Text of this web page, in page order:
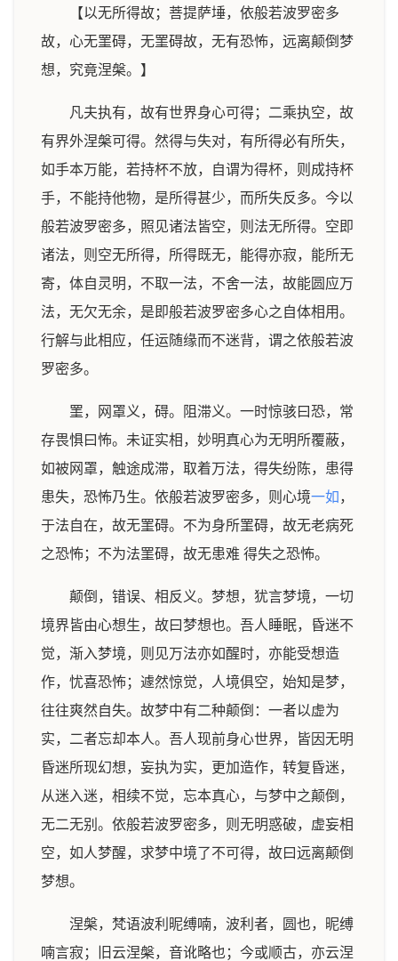
【以无所得故；菩提萨埵，依般若波罗密多
故，心无罣碍，无罣碍故，无有恐怖，远离颠倒梦
想，究竟涅槃。】
凡夫执有，故有世界身心可得；二乘执空，故
有界外涅槃可得。然得与失对，有所得必有所失，
如手本万能，若持杯不放，自谓为得杯，则成持杯
手，不能持他物，是所得甚少，而所失反多。今以
般若波罗密多，照见诸法皆空，则法无所得。空即
诸法，则空无所得，所得既无，能得亦寂，能所无
寄，体自灵明，不取一法，不舍一法，故能圆应万
法，无欠无余，是即般若波罗密多心之自体相用。
行解与此相应，任运随缘而不迷背，谓之依般若波
罗密多。
罣，网罩义，碍。阻滞义。一时惊骇曰恐，常
存畏惧曰怖。未证实相，妙明真心为无明所覆蔽，
如被网罩，触途成滞，取着万法，得失纷陈，患得
患失，恐怖乃生。依般若波罗密多，则心境一如 ，
于法自在，故无罣碍。不为身所罣碍，故无老病死
之恐怖；不为法罣碍，故无患难 得失之恐怖。
颠倒，错误、相反义。梦想，犹言梦境，一切
境界皆由心想生，故曰梦想也。吾人睡眠，昏迷不
觉，渐入梦境，则见万法亦如醒时，亦能受想造
作，忧喜恐怖；遽然惊觉，人境俱空，始知是梦，
往往爽然自失。故梦中有二种颠倒：一者以虚为
实，二者忘却本人。吾人现前身心世界，皆因无明
昏迷所现幻想，妄执为实，更加造作，转复昏迷，
从迷入迷，相续不觉，忘本真心，与梦中之颠倒，
无二无别。依般若波罗密多，则无明惑破，虚妄相
空，如人梦醒，求梦中境了不可得，故曰远离颠倒
梦想。
涅槃，梵语波利昵缚喃，波利者，圆也，昵缚
喃言寂；旧云涅槃，音讹略也；今或顺古，亦云涅